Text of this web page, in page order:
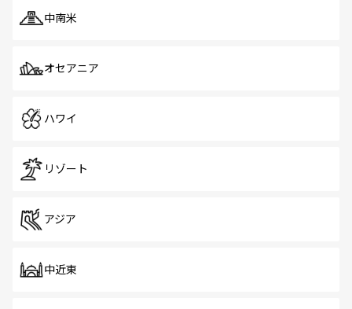
中南米
オセアニア
ハワイ
リゾート
アジア
中近東